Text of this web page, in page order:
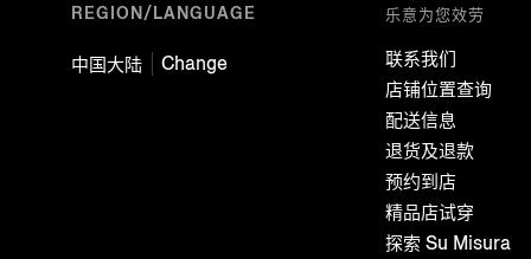
REGION/LANGUAGE
中国大陆 Change
乐意为您效劳
联系我们
店铺位置查询
配送信息
退货及退款
预约到店
精品店试穿
探索 Su Misura